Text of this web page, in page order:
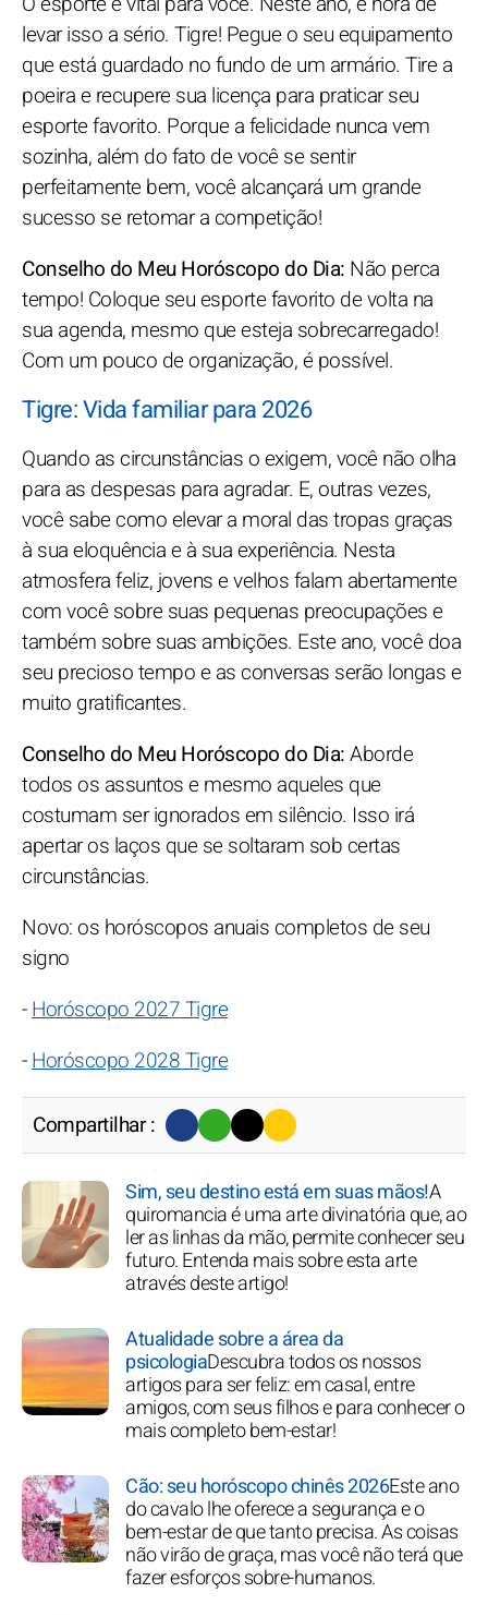
levar isso a sério. Tigre! Pegue o seu equipamento
que está guardado no fundo de um armário. Tire a
poeira e recupere sua licença para praticar seu
esporte favorito. Porque a felicidade nunca vem
sozinha, além do fato de você se sentir
perfeitamente bem, você alcançará um grande
sucesso se retomar a competição!
Conselho do Meu Horóscopo do Dia: Não perca
tempo! Coloque seu esporte favorito de volta na
sua agenda, mesmo que esteja sobrecarregado!
Com um pouco de organização, é possível.
Tigre: Vida familiar para 2026
Quando as circunstâncias o exigem, você não olha
para as despesas para agradar. E, outras vezes,
você sabe como elevar a moral das tropas graças
à sua eloquência e à sua experiência. Nesta
atmosfera feliz, jovens e velhos falam abertamente
com você sobre suas pequenas preocupações e
também sobre suas ambições. Este ano, você doa
seu precioso tempo e as conversas serão longas e
muito gratificantes.
Conselho do Meu Horóscopo do Dia:Aborde
todos os assuntos e mesmo aqueles que
costumam ser ignorados em silêncio. Isso irá
apertar os laços que se soltaram sob certas
circunstâncias.
Novo: os horóscopos anuais completos de seu
signo
-Horóscopo 2027 Tigre
-Horóscopo 2028 Tigre
Compartilhar :
Sim, seu destino está em suas mãos!A
quiromancia é uma arte divinatória que, ao
ler as linhas da mão, permite conhecer seu
futuro. Entenda mais sobre esta arte
através deste artigo!
Atualidade sobre a área da
psicologiaDescubra todos os nossos
artigos para ser feliz: em casal, entre
amigos, com seus filhos e para conhecer o
mais completo bem-estar!
Cão: seu horóscopo chinês 2026Este ano
do cavalo lhe oferece a segurança e o
bem-estar de que tanto precisa. As coisas
não virão de graça, mas você não terá que
fazer esforços sobre-humanos.